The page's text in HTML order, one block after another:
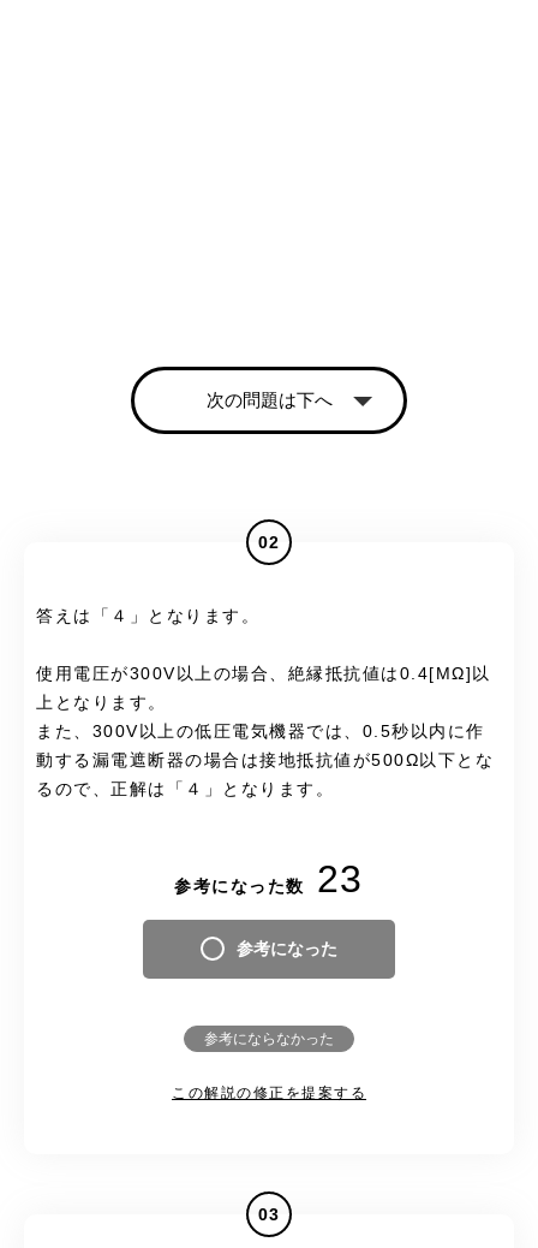
次の問題は下へ
02
答えは「４」となります。
使用電圧が300V以上の場合、絶縁抵抗値は0.4[MΩ]以
上となります。
また、300V以上の低圧電気機器では、0.5秒以内に作
動する漏電遮断器の場合は接地抵抗値が500Ω以下とな
るので、正解は「４」となります。
参考になった数 23
参考になった
参考にならなかった
この解説の修正を提案する
03